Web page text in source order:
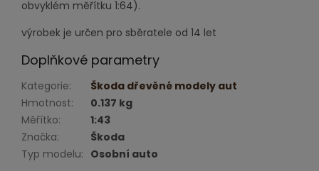
obvyklém měřítku 1:64).
výrobek je určen pro sběratele od 14 let
Doplňkové parametry
Kategorie:
Škoda dřevěné modely aut
Hmotnost:
0.137 kg
Měřítko:
1:43
Značka:
Škoda
Typ modelu: Osobní auto